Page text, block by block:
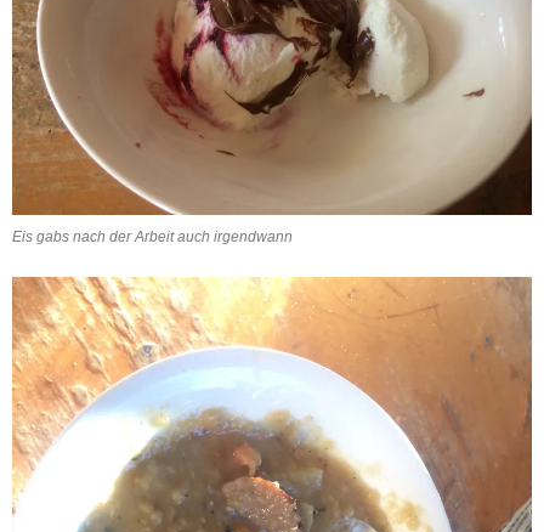
Eis gabs nach der Arbeit auch irgendwann